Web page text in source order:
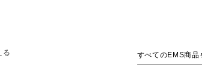
Perine Fit
る すべてのEMS商品
品・新商品はこちら